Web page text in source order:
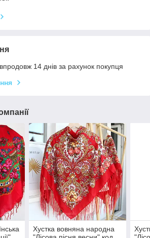
14 днів за рахунок покупця
Хустка вовняна народна